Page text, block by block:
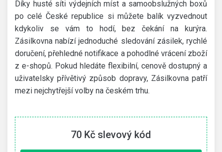
Díky husté síti výdejních míst a samoobslužných boxů
po celé České republice si můžete balík vyzvednout
kdykoliv se vám to hodí, bez čekání na kurýra.
Zásilkovna nabízí jednoduché sledování zásilek, rychlé
doručení, přehledné notifikace a pohodlné vrácení zboží
z e-shopů. Pokud hledáte flexibilní, cenově dostupný a
uživatelsky přívětivý způsob dopravy, Zásilkovna patří
mezi nejchytřejší volby na českém trhu.
70 Kč slevový kód